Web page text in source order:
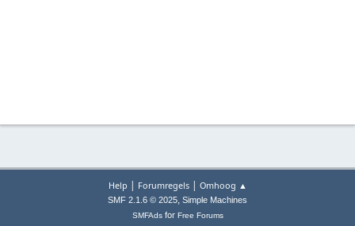
Help | Forumregels| Omhoog ▲
SMF 2.1.6 © 2025, Simple Machines
SMFAdsfor Free Forums